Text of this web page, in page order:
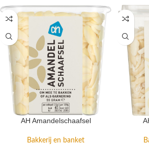
AH Amandelschaafsel
Bakkerij en banket